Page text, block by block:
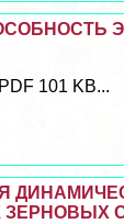
101 KB...
ЗЕРНОВЫХ